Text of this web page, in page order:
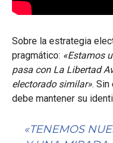
Sobre la estrategia
pragmático: «Estamos
pasa con La Libertad
electorado similar». Sin
debe mantener su
«TENEMOS